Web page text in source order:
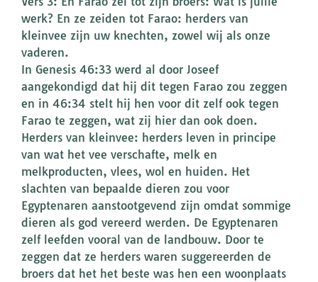
werk? En ze zeiden tot Farao: herders van
kleinvee zijn uw knechten, zowel wij als onze
vaderen.
In Genesis 46:33 werd al door Joseef
aangekondigd dat hij dit tegen Farao zou zeggen
en in 46:34 stelt hij hen voor dit zelf ook tegen
Farao te zeggen, wat zij hier dan ook doen.
Herders van kleinvee: herders leven in principe
van wat het vee verschafte, melk en
melkproducten, vlees, wol en huiden. Het
slachten van bepaalde dieren zou voor
Egyptenaren aanstootgevend zijn omdat sommige
dieren als god vereerd werden. De Egyptenaren
zelf leefden vooral van de landbouw. Door te
zeggen dat ze herders waren suggereerden de
broers dat het het beste was hen een woonplaats